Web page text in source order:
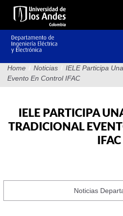
Pasar
contenido
principal
Home / Noticias / IELE Participa
Evento En Control IFAC
IELE PARTICIPA
TRADICIONAL
IFAC
Noticias